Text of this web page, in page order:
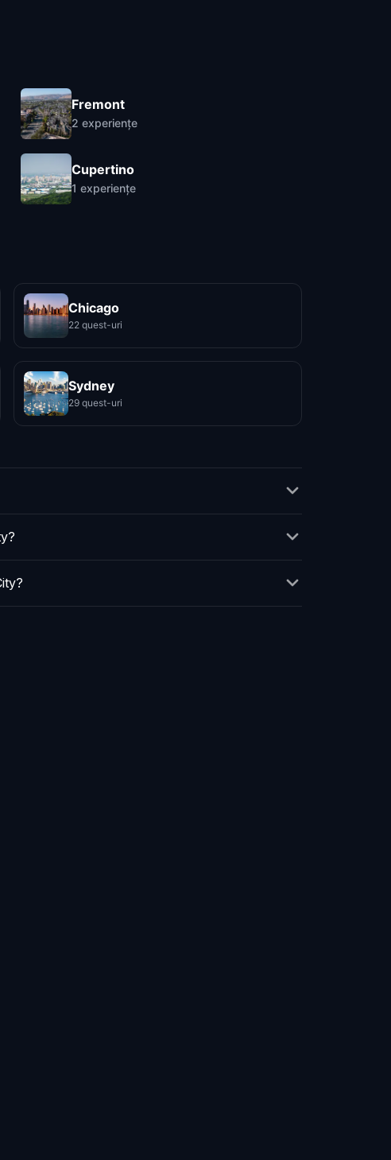
Fremont
2 experiențe
Cupertino
1 experiențe
Chicago
22 quest-uri
Sydney
29 quest-uri